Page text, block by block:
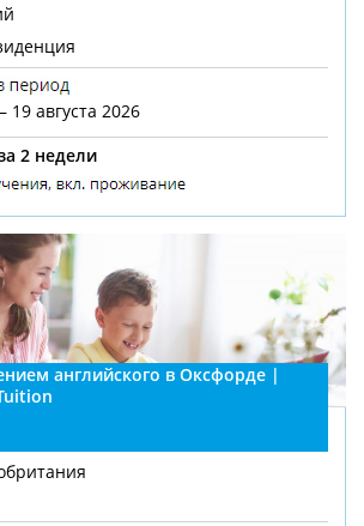
августа 2026
2 недели
английского в Оксфорде |